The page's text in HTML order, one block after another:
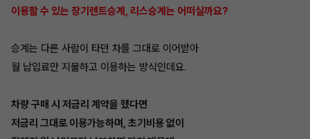
이용할 수 있는 장기렌트승계, 리스승계는 어떠실까요?
승계는 다른 사람이 타던 차를 그대로 이어받아
월 납입료만 지불하고 이용하는 방식인데요.
차량 구매 시 저금리 계약을 했다면
저금리 그대로 이용가능하며, 초기비용 없이